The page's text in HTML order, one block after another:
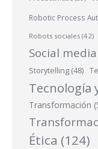
Robotic Process
Robots sociales (42)
Social media
Storytelling (48)
Tecnología
Transformación
Ética (124)